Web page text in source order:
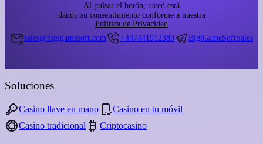
Al pulsar el botón, usted está
dando su consentimiento conforme a nuestra
Política de Privacidad
sales@bigigamesoft.com
+447441912389 BigiGameSoftSales
Soluciones
Casino llave en mano
Casino en tu móvil
Casino tradicional
Criptocasino